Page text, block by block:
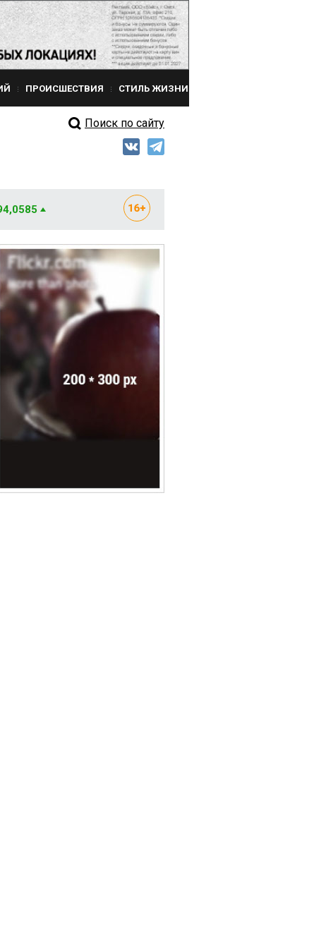
ПРОИСШЕСТВИЯ СТИЛЬ ЖИЗНИ
Поиск по сайту